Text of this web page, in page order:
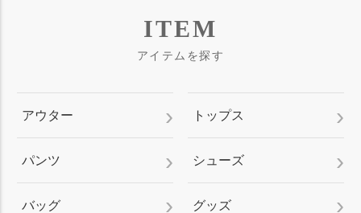
ITEM
アイテムを探す
アウター トップス
パンツ シューズ
バッグ グッズ